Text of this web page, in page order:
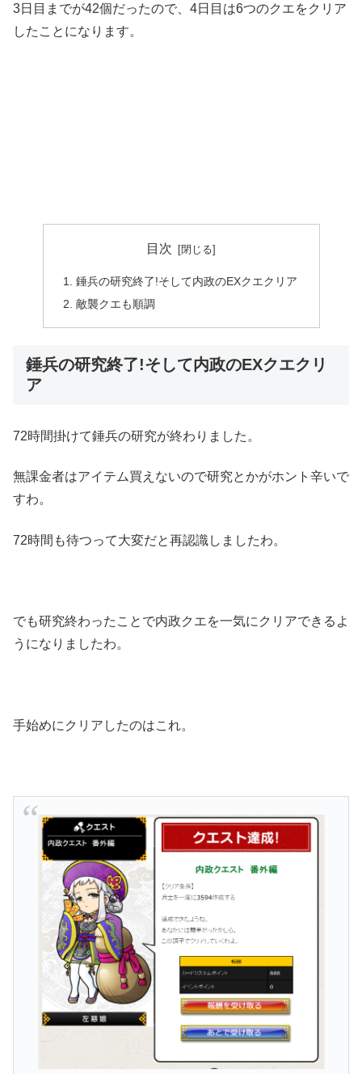
3日目までが42個だったので、4日目は6つのクエをクリア
したことになります。
目次
錘兵の研究終了!そして内政のEXクエクリア
敵襲クエも順調
錘兵の研究終了!そして内政のEXクエクリ
ア
72時間掛けて錘兵の研究が終わりました。
無課金者はアイテム買えないので研究とかがホント辛いで
すわ。
72時間も待つって大変だと再認識しましたわ。
でも研究終わったことで内政クエを一気にクリアできるよ
うになりましたわ。
手始めにクリアしたのはこれ。